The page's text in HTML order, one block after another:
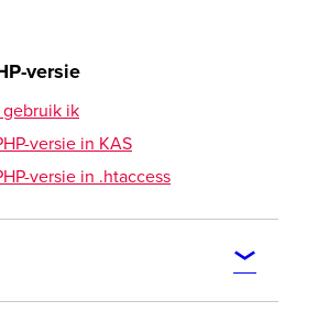
tonen
versie
gebruik ik
versie in KAS
versie in .htaccess